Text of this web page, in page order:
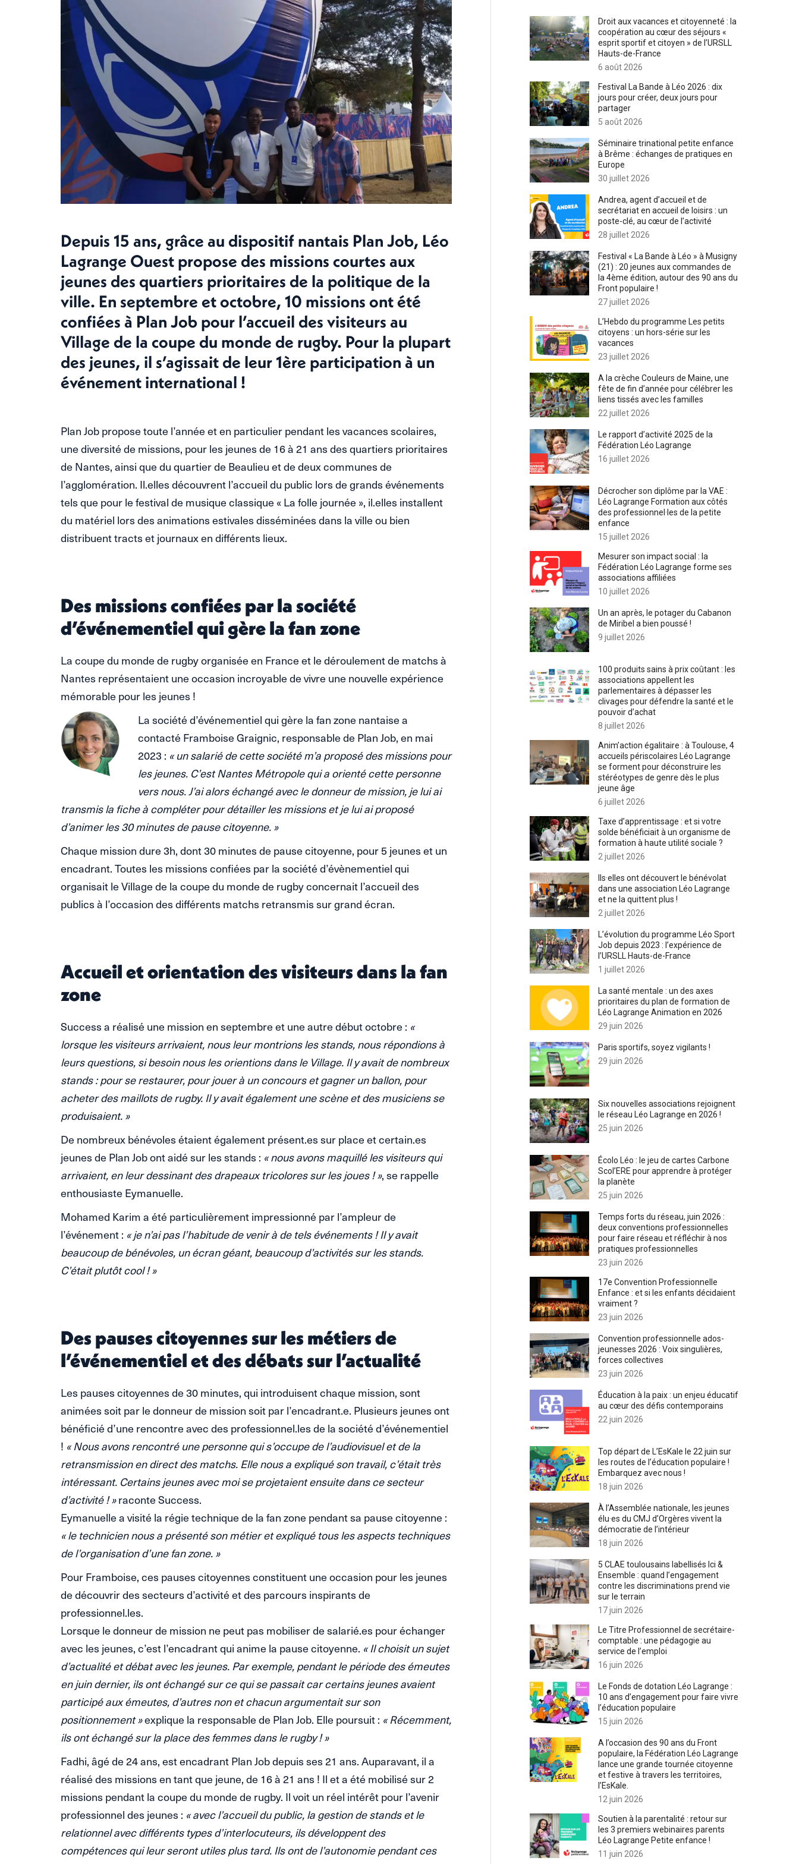
Depuis 15 ans, grâce au dispositif nantais Plan Job, Léo
Lagrange Ouest propose des missions courtes aux
jeunes des quartiers prioritaires de la politique de la
ville. En septembre et octobre, 10 missions ont été
confiées à Plan Job pour l’accueil des visiteurs au
Village de la coupe du monde de rugby. Pour la plupart
des jeunes, il s’agissait de leur 1ère participation à un
événement international !
Plan Job propose toute l’année et en particulier pendant les vacances scolaires,
une diversité de missions, pour les jeunes de 16 à 21 ans des quartiers prioritaires
de Nantes, ainsi que du quartier de Beaulieu et de deux communes de
l’agglomération. Il.elles découvrent l’accueil du public lors de grands événements
tels que pour le festival de musique classique « La folle journée », il.elles installent
du matériel lors des animations estivales disséminées dans la ville ou bien
distribuent tracts et journaux en différents lieux.
Des missions confiées par la société
d’événementiel qui gère la fan zone
La coupe du monde de rugby organisée en France et le déroulement de matchs à
Nantes représentaient une occasion incroyable de vivre une nouvelle expérience
mémorable pour les jeunes !
La société d’événementiel qui gère la fan zone nantaise a
contacté Framboise Graignic, responsable de Plan Job, en mai
2023 : « un salarié de cette société m’a proposé des missions pour
les jeunes. C’est Nantes Métropole qui a orienté cette personne
vers nous. J’ai alors échangé avec le donneur de mission, je lui ai
transmis la fiche à compléter pour détailler les missions et je lui ai proposé
d’animer les 30 minutes de pause citoyenne. »
Chaque mission dure 3h, dont 30 minutes de pause citoyenne, pour 5 jeunes et un
encadrant. Toutes les missions confiées par la société d’évènementiel qui
organisait le Village de la coupe du monde de rugby concernait l’accueil des
publics à l’occasion des différents matchs retransmis sur grand écran.
Accueil et orientation des visiteurs dans la fan
zone
Success a réalisé une mission en septembre et une autre début octobre : «
lorsque les visiteurs arrivaient, nous leur montrions les stands, nous répondions à
leurs questions, si besoin nous les orientions dans le Village. Il y avait de nombreux
stands : pour se restaurer, pour jouer à un concours et gagner un ballon, pour
acheter des maillots de rugby. Il y avait également une scène et des musiciens se
produisaient. »
De nombreux bénévoles étaient également présent.es sur place et certain.es
jeunes de Plan Job ont aidé sur les stands : « nous avons maquillé les visiteurs qui
arrivaient, en leur dessinant des drapeaux tricolores sur les joues ! », se rappelle
enthousiaste Eymanuelle.
Mohamed Karim a été particulièrement impressionné par l’ampleur de
l’événement : « je n’ai pas l’habitude de venir à de tels événements ! Il y avait
beaucoup de bénévoles, un écran géant, beaucoup d’activités sur les stands.
C’était plutôt cool ! »
Des pauses citoyennes sur les métiers de
l’événementiel et des débats sur l’actualité
Les pauses citoyennes de 30 minutes, qui introduisent chaque mission, sont
animées soit par le donneur de mission soit par l’encadrant.e. Plusieurs jeunes ont
bénéficié d’une rencontre avec des professionnel.les de la société d’événementiel
! « Nous avons rencontré une personne qui s’occupe de l’audiovisuel et de la
retransmission en direct des matchs. Elle nous a expliqué son travail, c’était très
intéressant. Certains jeunes avec moi se projetaient ensuite dans ce secteur
d’activité ! »raconte Success.
Eymanuelle a visité la régie technique de la fan zone pendant sa pause citoyenne :
« le technicien nous a présenté son métier et expliqué tous les aspects techniques
de l’organisation d’une fan zone. »
Pour Framboise, ces pauses citoyennes constituent une occasion pour les jeunes
de découvrir des secteurs d’activité et des parcours inspirants de
professionnel.les.
Lorsque le donneur de mission ne peut pas mobiliser de salarié.es pour échanger
avec les jeunes, c’est l’encadrant qui anime la pause citoyenne. « Il choisit un sujet
d’actualité et débat avec les jeunes. Par exemple, pendant le période des émeutes
en juin dernier, ils ont échangé sur ce qui se passait car certains jeunes avaient
participé aux émeutes, d’autres non et chacun argumentait sur son
positionnement »explique la responsable de Plan Job. Elle poursuit : « Récemment,
ils ont échangé sur la place des femmes dans le rugby ! »
Fadhi, âgé de 24 ans, est encadrant Plan Job depuis ses 21 ans. Auparavant, il a
réalisé des missions en tant que jeune, de 16 à 21 ans ! Il et a été mobilisé sur 2
missions pendant la coupe du monde de rugby. Il voit un réel intérêt pour l’avenir
professionnel des jeunes : « avec l’accueil du public, la gestion de stands et le
relationnel avec différents types d’interlocuteurs, ils développent des
compétences qui leur seront utiles plus tard. Ils ont de l’autonomie pendant ces
Droit aux vacances et citoyenneté : la
coopération au cœur des séjours «
esprit sportif et citoyen » de l’URSLL
Hauts-de-France
6 août 2026
Festival La Bande à Léo 2026 : dix
jours pour créer, deux jours pour
partager
5 août 2026
Séminaire trinational petite enfance
à Brême : échanges de pratiques en
Europe
30 juillet 2026
Andrea, agent d’accueil et de
secrétariat en accueil de loisirs : un
poste-clé, au cœur de l’activité
28 juillet 2026
Festival « La Bande à Léo » à Musigny
(21) : 20 jeunes aux commandes de
la 4ème édition, autour des 90 ans du
Front populaire !
27 juillet 2026
L’Hebdo du programme Les petits
citoyens : un hors-série sur les
vacances
23 juillet 2026
A la crèche Couleurs de Maine, une
fête de fin d’année pour célébrer les
liens tissés avec les familles
22 juillet 2026
Le rapport d’activité 2025 de la
Fédération Léo Lagrange
16 juillet 2026
Décrocher son diplôme par la VAE :
Léo Lagrange Formation aux côtés
des professionnel·les de la petite
enfance
15 juillet 2026
Mesurer son impact social : la
Fédération Léo Lagrange forme ses
associations affiliées
10 juillet 2026
Un an après, le potager du Cabanon
de Miribel a bien poussé !
9 juillet 2026
100 produits sains à prix coûtant : les
associations appellent les
parlementaires à dépasser les
clivages pour défendre la santé et le
pouvoir d’achat
8 juillet 2026
Anim’action égalitaire : à Toulouse, 4
accueils périscolaires Léo Lagrange
se forment pour déconstruire les
stéréotypes de genre dès le plus
jeune âge
6 juillet 2026
Taxe d’apprentissage : et si votre
solde bénéficiait à un organisme de
formation à haute utilité sociale ?
2 juillet 2026
Ils·elles ont découvert le bénévolat
dans une association Léo Lagrange
et ne la quittent plus !
2 juillet 2026
L’évolution du programme Léo Sport
Job depuis 2023 : l’expérience de
l’URSLL Hauts-de-France
1 juillet 2026
La santé mentale : un des axes
prioritaires du plan de formation de
Léo Lagrange Animation en 2026
29 juin 2026
Paris sportifs, soyez vigilants !
29 juin 2026
Six nouvelles associations rejoignent
le réseau Léo Lagrange en 2026 !
25 juin 2026
Écolo Léo : le jeu de cartes Carbone
Scol’ERE pour apprendre à protéger
la planète
25 juin 2026
Temps forts du réseau, juin 2026 :
deux conventions professionnelles
pour faire réseau et réfléchir à nos
pratiques professionnelles
23 juin 2026
17e Convention Professionnelle
Enfance : et si les enfants décidaient
vraiment ?
23 juin 2026
Convention professionnelle ados-
jeunesses 2026 : Voix singulières,
forces collectives
23 juin 2026
Éducation à la paix : un enjeu éducatif
au cœur des défis contemporains
22 juin 2026
Top départ de L’EsKale le 22 juin sur
les routes de l’éducation populaire !
Embarquez avec nous !
18 juin 2026
À l’Assemblée nationale, les jeunes
élu·es du CMJ d’Orgères vivent la
démocratie de l’intérieur
18 juin 2026
5 CLAE toulousains labellisés Ici &
Ensemble : quand l’engagement
contre les discriminations prend vie
sur le terrain
17 juin 2026
Le Titre Professionnel de secrétaire-
comptable : une pédagogie au
service de l’emploi
16 juin 2026
Le Fonds de dotation Léo Lagrange :
10 ans d’engagement pour faire vivre
l’éducation populaire
15 juin 2026
A l’occasion des 90 ans du Front
populaire, la Fédération Léo Lagrange
lance une grande tournée citoyenne
et festive à travers les territoires,
l’EsKale.
12 juin 2026
Soutien à la parentalité : retour sur
les 3 premiers webinaires parents
Léo Lagrange Petite enfance !
11 juin 2026